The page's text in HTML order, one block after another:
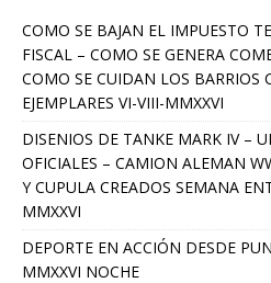
COMO SE BAJAN EL IMPUESTO
FISCAL – COMO SE GENERA
COMO SE CUIDAN LOS BARRIOS
EJEMPLARES VI-VIII-MMXXVI
DISENIOS DE TANKE MARK IV –
OFICIALES – CAMION ALEMAN
Y CUPULA CREADOS SEMANA
MMXXVI
DEPORTE EN ACCIÓN DESDE
MMXXVI NOCHE